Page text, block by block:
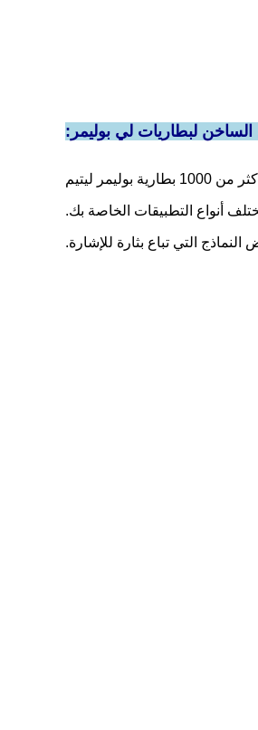
الساخن لبطاريات لي بوليمر:
ليتيم
النماذج التي تباع بثارة للإشارة.